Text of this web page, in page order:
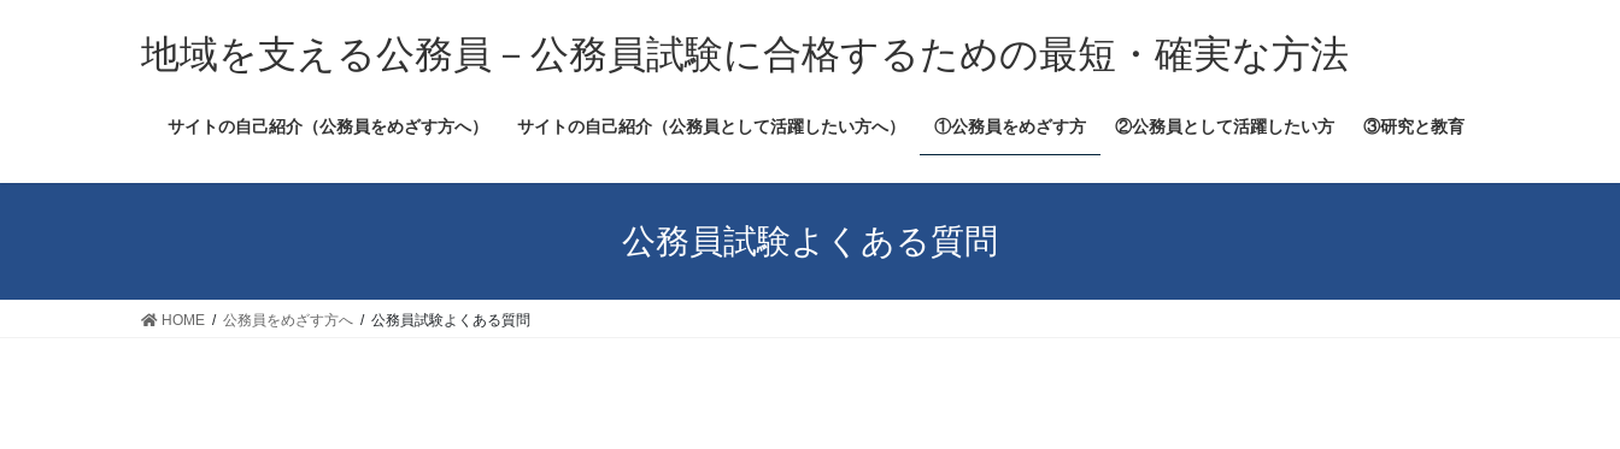
ス
ン
地域を支える公務員－公務員試験に合格するための最短・確実な方法
サイトの自己紹介（公務員をめざす方へ） サイトの自己紹介（公務員として活躍したい方へ） ①公務員をめざす方 ②公務員として活躍したい方 ③研究と教育
公務員試験よくある質問
HOME 公務員をめざす方へ 公務員試験よくある質問